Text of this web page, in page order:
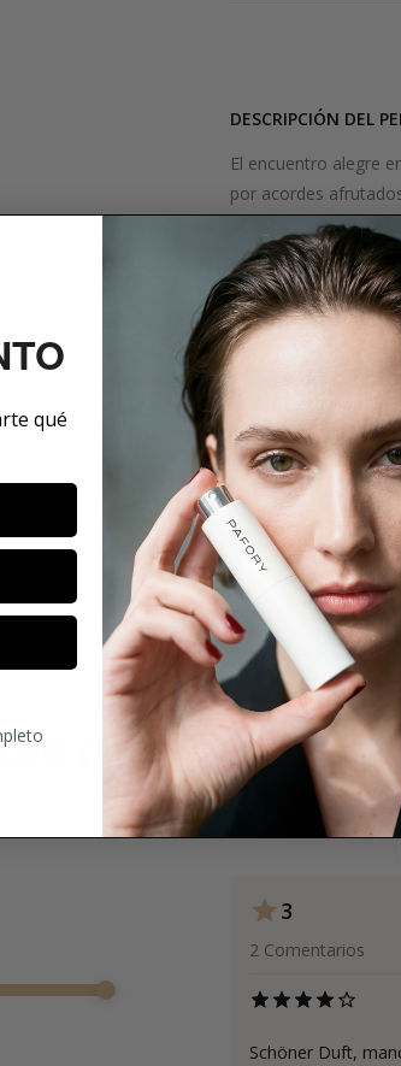
DESCRIPCIÓN DEL
El encuentro alegre
por acordes
acogedora, elegante
toque sensual. El
rosa y un precioso
agregan acentos
¿Qué hay detrás
"Para nuestra
verdaderamente
cómodo, urbano,
Victimrefleja la
composición evoca
Una silueta humana
ambiente urbano y
SOBRE LA MARCA
3
2 Comentarios
Schöner Duft,
qué